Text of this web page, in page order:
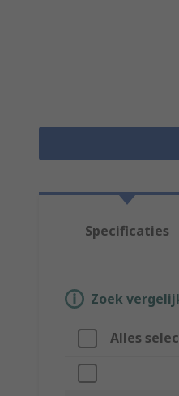
Specificaties
Zoek
Alles